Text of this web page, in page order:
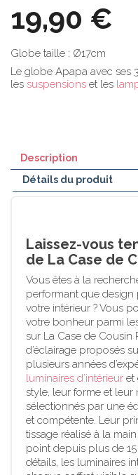
19,90 €
Globe taille : Ø17cm
Le globe Apapa avec ses
les suspensions et les
Description
Détails du produit
Laissez-vous
de La Case de
Vous êtes à la
performant que
votre intérieur ? Vous
votre bonheur parmi
sur La Case de Cousin
d’éclairage proposés
plusieurs années
luminaires d’intérieur et
style, leur forme et leur
sélectionnés par une
et compétente. Leur
tissage réalisé à la
point depuis plus de
détails, les luminaires